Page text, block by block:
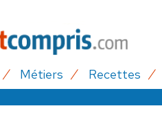
Métiers Recettes